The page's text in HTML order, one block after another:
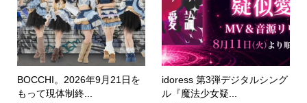
BOCCHI。2026年9月21日を
もって現体制終...
idoress 第3弾デジタルシング
ル『魔法少女疑...